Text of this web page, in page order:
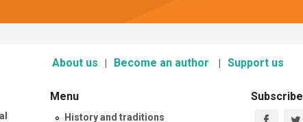
About us Become an author Support us
Menu
History and traditions
Subscribe